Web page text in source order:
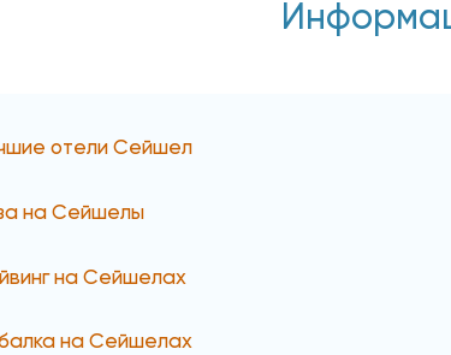
отели Сейшел
на Сейшелы
на Сейшелах
на Сейшелах